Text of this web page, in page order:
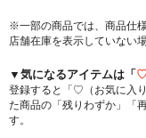
※一部の商品では、商品仕
店舗在庫を表示していない
▼気になるアイテムは「♡
登録すると「♡（お気に入
た商品の「残りわずか」「
す。